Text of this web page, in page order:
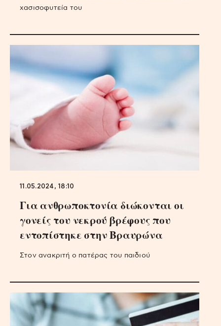
χασισοφυτεία του
11.05.2024, 18:10
Για ανθρωποκτονία διώκονται οι
γονείς του νεκρού βρέφους που
εντοπίστηκε στην Βραυρώνα
Στον ανακριτή ο πατέρας του παιδιού